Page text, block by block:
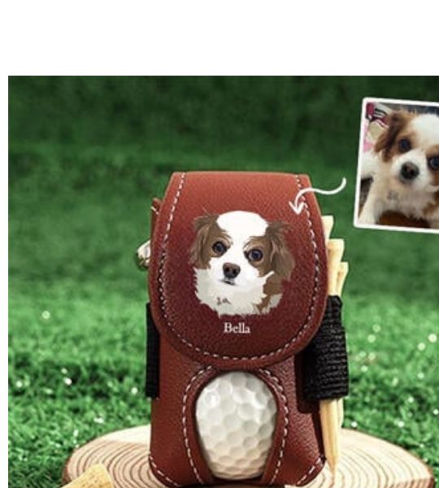
ご注文の納品書・領収書といった明細書は商品に同梱しておりません。領収
が発生する場合がございます。
お客様が商品受け取り後、60日以内の未使用品の返品は可能です。受注生産
注文＆支払いについて
注文後に注文の内容を変更できますか？
もし注文確認メールをご確認後、注文内容に間違いでもありましたら、至急
Drawelryからのメールが届きません。
Drawelryからのメールが届いていない場合、次の可能性が考えられます。
いよう操作して、service@drawelry.jp からのメールが正しく届くように、
も届かない場合は、今後お送りするメールも遅れる可能性がありますので、
の入力に誤りがある。解決策：お名前とご住所を記載したメールを
支払方法は何がありますか？
お支払い方法は、クレジットカード、コンビニ前払い、Paypal、ApplePay、
コンビニ前払いのお支払い期限はいつまででしょうか
コンビニ前払いのお支払い期限はご注文から 6 日間となります。
支払い情報は保護されますか？
お支払い情報は高度なセキュリティで保護されております。お客様のお支払
個人情報は保護されますか？
当社では、個人情報保護を目的としたコンプライアンスに則り、プライバシ
ます。 詳細はプライバシーポリシー までご確認ください